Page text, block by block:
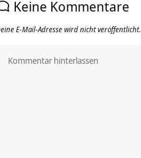
Keine Kommentare
E-Mail-Adresse wird nicht veröffentlicht.